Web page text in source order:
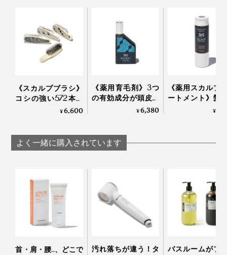
スカルプブラシを持ったら、前髪の生え際から、耳の
周りから、襟足から、それぞれ頭頂部に向かってブラッ
シング。髪を引き上げていく感覚で、片手で、頭皮をな
とくに、髪に長さがある人は、頭頂部まで、一気になぞ
るより、髪を部分的にすくっては、根元からなぞって、
《スカルプブラシ》
コシの強い572本の
ピンが、皮脂汚れを
¥6,600
《薬用育毛剤》3つ
の有効成分が頭皮の
血行を促進、発毛を
¥6,380
《薬用スカルプ
ートメント》髪
部にすばやく浸
¥
よく一緒に購入されています
首・肩・腰…、どこで
汚れ落ちが違う！タ
バスルームがフ